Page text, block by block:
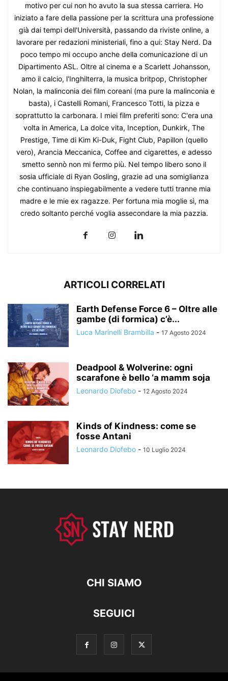
motivo per cui non ho avuto la sua stessa carriera. Ho
iniziato a fare della passione per la scrittura una professione
già dai tempi dell'Università, passando da riviste online, a
lavorare per redazioni ministeriali, fino a qui: Stay Nerd. Da
poco tempo mi occupo anche della comunicazione di un
Dipartimento ASL. Oltre al cinema e a Scarlett Johansson,
amo il calcio, l'Inghilterra, la musica britpop, Christopher
Nolan, la malinconia dei film coreani (ma pure la malinconia e
basta), i Castelli Romani, Francesco Totti, la pizza e
soprattutto la carbonara. I miei film preferiti sono: C'era una
volta in America, La dolce vita, Inception, Dunkirk, The
Prestige, Time di Kim Ki-Duk, Fight Club, Papillon (quello
vero), Arancia Meccanica, Coffee and cigarettes, e adesso
smetto sennò non mi fermo più. Nel tempo libero sono il
sosia ufficiale di Ryan Gosling, grazie ad una somiglianza
che continuano inspiegabilmente a vedere tutti tranne mia
madre e le mie ex ragazze. Per fortuna mia moglie sì, ma
credo soltanto perché voglia assecondare la mia pazzia.
ARTICOLI CORRELATI
Earth Defense Force 6 – Oltre alle
gambe (di formica) c’è...
Luca Marinelli Brambilla - 17 Agosto 2024
Deadpool & Wolverine: ogni
scarafone è bello ‘a mamm soja
Leonardo Diofebo - 12 Agosto 2024
Kinds of Kindness: come se
fosse Antani
Leonardo Diofebo - 10 Luglio 2024
CHI SIAMO
SEGUICI